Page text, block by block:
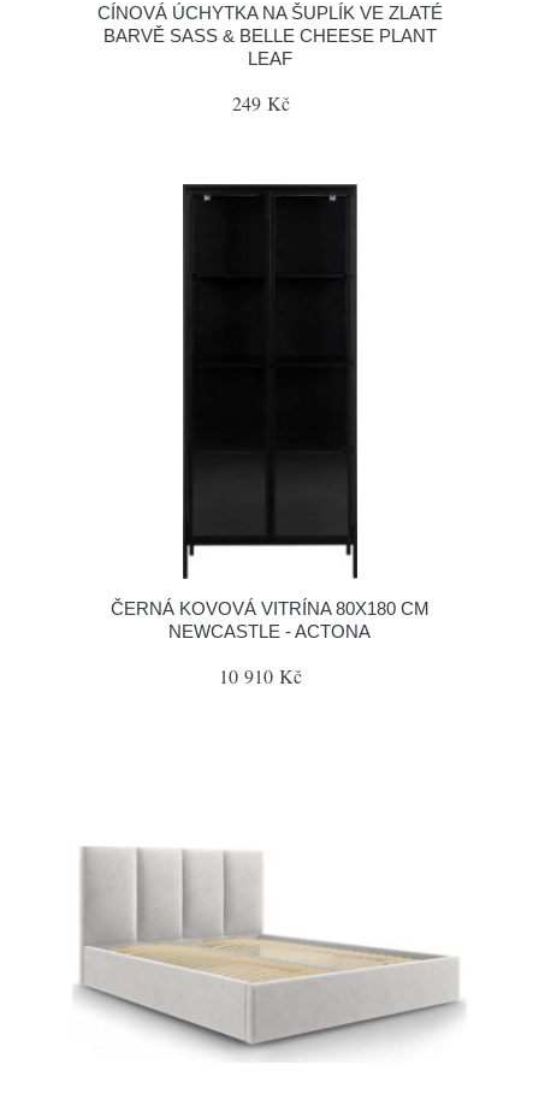
CÍNOVÁ ÚCHYTKA NA ŠUPLÍK VE ZLATÉ
BARVĚ SASS & BELLE CHEESE PLANT
LEAF
249 Kč
ČERNÁ KOVOVÁ VITRÍNA 80X180 CM
NEWCASTLE - ACTONA
10 910 Kč